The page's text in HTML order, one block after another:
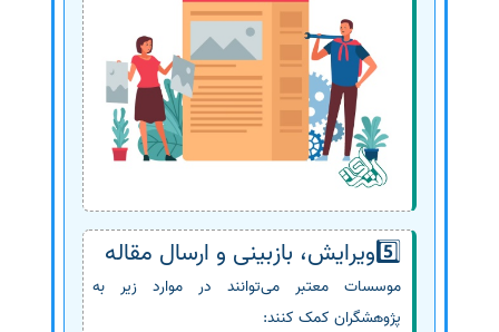
5️⃣ویرایش، بازبینی و ارسال مقاله
موسسات معتبر می‌توانند در موارد زیر به
پژوهشگران کمک کنند: